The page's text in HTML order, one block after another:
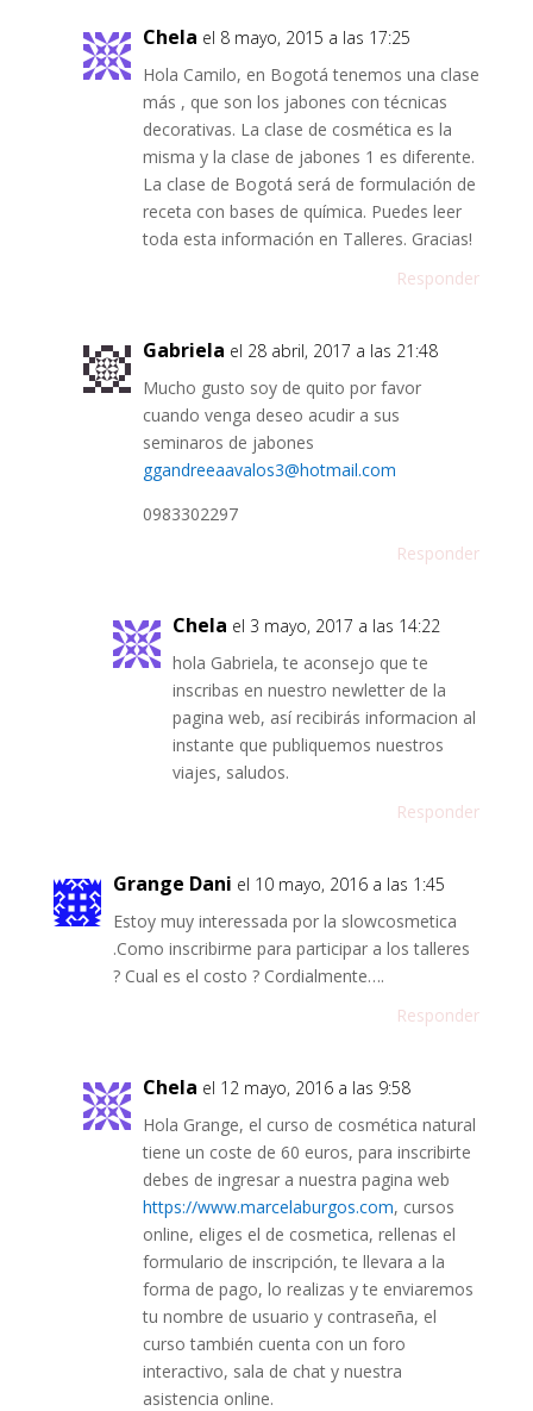
Chela el 8 mayo, 2015 a las 17:25
Hola Camilo, en Bogotá tenemos una clase
más , que son los jabones con técnicas
decorativas. La clase de cosmética es la
misma y la clase de jabones 1 es diferente.
La clase de Bogotá será de formulación de
receta con bases de química. Puedes leer
toda esta información en Talleres. Gracias!
Responder
Gabriela el 28 abril, 2017 a las 21:48
Mucho gusto soy de quito por favor
cuando venga deseo acudir a sus
seminaros de jabones
ggandreeaavalos3@hotmail.com
0983302297
Responder
Chela el 3 mayo, 2017 a las 14:22
hola Gabriela, te aconsejo que te
inscribas en nuestro newletter de la
pagina web, así recibirás informacion al
instante que publiquemos nuestros
viajes, saludos.
Responder
Grange Dani el 10 mayo, 2016 a las 1:45
Estoy muy interessada por la slowcosmetica
.Como inscribirme para participar a los talleres
? Cual es el costo ? Cordialmente….
Responder
Chela el 12 mayo, 2016 a las 9:58
Hola Grange, el curso de cosmética natural
tiene un coste de 60 euros, para inscribirte
debes de ingresar a nuestra pagina web
https://www.marcelaburgos.com, cursos
online, eliges el de cosmetica, rellenas el
formulario de inscripción, te llevara a la
forma de pago, lo realizas y te enviaremos
tu nombre de usuario y contraseña, el
curso también cuenta con un foro
interactivo, sala de chat y nuestra
asistencia online.